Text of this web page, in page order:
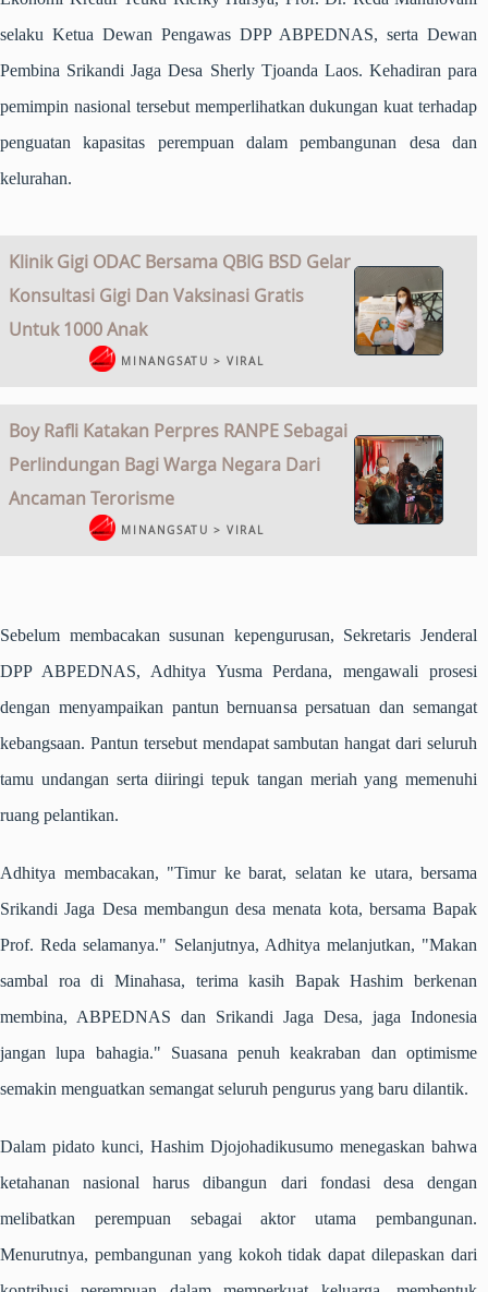
selaku Ketua Dewan Pengawas DPP ABPEDNAS, serta Dewan
Pembina Srikandi Jaga Desa Sherly Tjoanda Laos. Kehadiran para
pemimpin nasional tersebut memperlihatkan dukungan kuat terhadap
penguatan kapasitas perempuan dalam pembangunan desa dan
kelurahan.
Klinik Gigi ODAC Bersama QBIG BSD Gelar
Konsultasi Gigi Dan Vaksinasi Gratis
Untuk 1000 Anak
MINANGSATU > VIRAL
Boy Rafli Katakan Perpres RANPE Sebagai
Perlindungan Bagi Warga Negara Dari
Ancaman Terorisme
MINANGSATU > VIRAL
Sebelum membacakan susunan kepengurusan, Sekretaris Jenderal
DPP ABPEDNAS, Adhitya Yusma Perdana, mengawali prosesi
dengan menyampaikan pantun bernuansa persatuan dan semangat
kebangsaan. Pantun tersebut mendapat sambutan hangat dari seluruh
tamu undangan serta diiringi tepuk tangan meriah yang memenuhi
ruang pelantikan.
Adhitya membacakan, "Timur ke barat, selatan ke utara, bersama
Srikandi Jaga Desa membangun desa menata kota, bersama Bapak
Prof. Reda selamanya." Selanjutnya, Adhitya melanjutkan, "Makan
sambal roa di Minahasa, terima kasih Bapak Hashim berkenan
membina, ABPEDNAS dan Srikandi Jaga Desa, jaga Indonesia
jangan lupa bahagia." Suasana penuh keakraban dan optimisme
semakin menguatkan semangat seluruh pengurus yang baru dilantik.
Dalam pidato kunci, Hashim Djojohadikusumo menegaskan bahwa
ketahanan nasional harus dibangun dari fondasi desa dengan
melibatkan perempuan sebagai aktor utama pembangunan.
Menurutnya, pembangunan yang kokoh tidak dapat dilepaskan dari